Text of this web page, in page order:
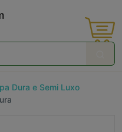
Dura e Semi Luxo